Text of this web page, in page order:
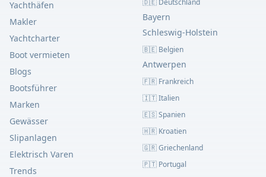
Yachthäfen
Makler
Yachtcharter
Boot vermieten
Blogs
Bootsführer
Marken
Gewässer
Slipanlagen
Elektrisch Varen
Trends
Bayern
Schleswig-Holstein
🇧🇪 Belgien
Antwerpen
🇫🇷 Frankreich
🇮🇹 Italien
🇪🇸 Spanien
🇭🇷 Kroatien
🇬🇷 Griechenland
🇵🇹 Portugal